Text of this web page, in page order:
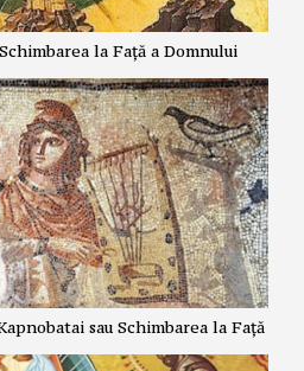
la Față a Domnului
sau Schimbarea la Față